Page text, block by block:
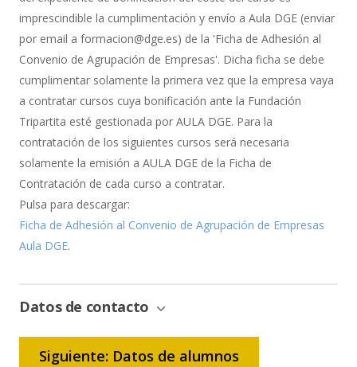
imprescindible la cumplimentación y envío a Aula DGE (enviar
por email a formacion@dge.es) de la 'Ficha de Adhesión al
Convenio de Agrupación de Empresas'. Dicha ficha se debe
cumplimentar solamente la primera vez que la empresa vaya
a contratar cursos cuya bonificación ante la Fundación
Tripartita esté gestionada por AULA DGE. Para la
contratación de los siguientes cursos será necesaria
solamente la emisión a AULA DGE de la Ficha de
Contratación de cada curso a contratar.
Pulsa para descargar:
Ficha de Adhesión al Convenio de Agrupación de Empresas
Aula DGE.
Datos de contacto
Siguiente: Datos de alumnos